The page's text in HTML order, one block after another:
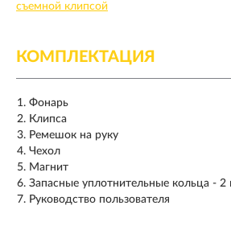
съемной клипсой
КОМПЛЕКТАЦИЯ
Фонарь
Клипса
Ремешок на руку
Чехол
Магнит
Запасные уплотнительные кольца - 2
Руководство пользователя